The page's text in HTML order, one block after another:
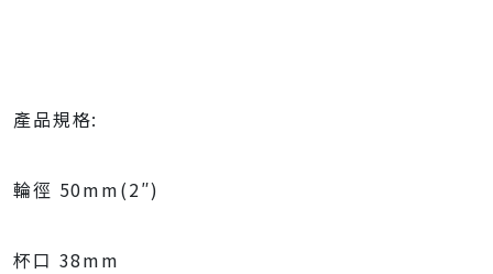
產品規格:
輪徑 50mm(2″)
杯口 38mm